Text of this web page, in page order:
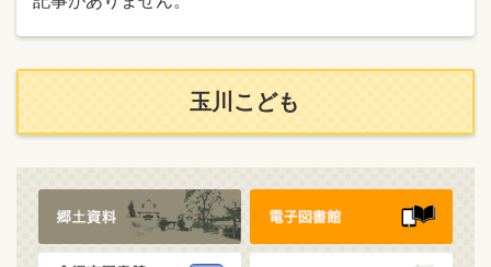
玉川こども